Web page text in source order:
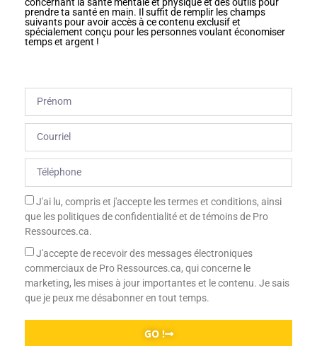
prendre ta santé en main. Il suffit de remplir les champs
suivants pour avoir accès à ce contenu exclusif et
spécialement conçu pour les personnes voulant économiser
temps et argent !
J'ai lu, compris et j'accepte les termes et conditions, ainsi
que les politiques de confidentialité et de témoins de Pro
Ressources.ca.
J'accepte de recevoir des messages électroniques
commerciaux de Pro Ressources.ca, qui concerne le
marketing, les mises à jour importantes et le contenu. Je sais
que je peux me désabonner en tout temps.
GO !